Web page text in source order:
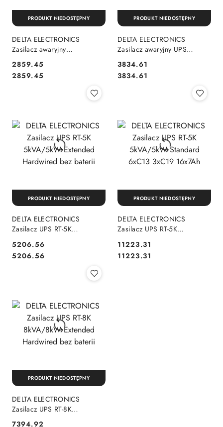
DELTA ELECTRONICS
Zasilacz awaryjny
Cena:
2859.45
Cena:
2859.45
PRODUKT NIEDOSTĘPNY
DELTA ELECTRONICS
Zasilacz awaryjny UPS
RT-2K PRO
Cena:
3834.61
Cena:
3834.61
PRODUKT NIEDOSTĘPNY
DELTA ELECTRONICS
Zasilacz UPS RT-5K
Hardwired bez baterii
Cena:
5206.56
Cena:
5206.56
PRODUKT NIEDOSTĘPNY
DELTA ELECTRONICS
Zasilacz UPS RT-5K
3xC19 16x7Ah
Cena:
11223.31
Cena:
11223.31
PRODUKT NIEDOSTĘPNY
DELTA ELECTRONICS
Zasilacz UPS RT-8K
7394.92
PRODUKT NIEDOSTĘPNY